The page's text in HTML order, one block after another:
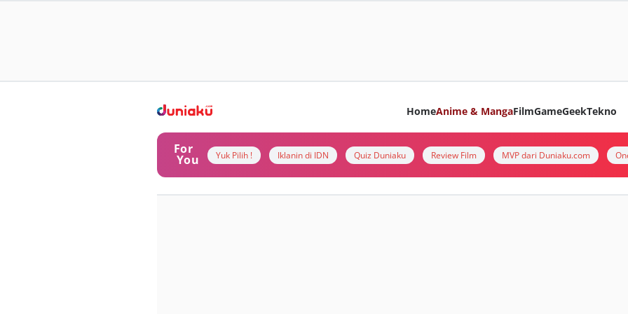
HomeAnime & MangaFilmGameGeekTekno
For
You Yuk Pilih ! Iklanin di IDN Quiz Duniaku Review Film MVP dari Duniaku.com